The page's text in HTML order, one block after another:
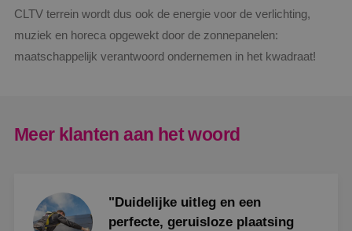
CLTV terrein wordt dus ook de energie voor de verlichting,
muziek en horeca opgewekt door de zonnepanelen:
maatschappelijk verantwoord ondernemen in het kwadraat!
Meer klanten aan het woord
"Duidelijke uitleg en een
perfecte, geruisloze plaatsing